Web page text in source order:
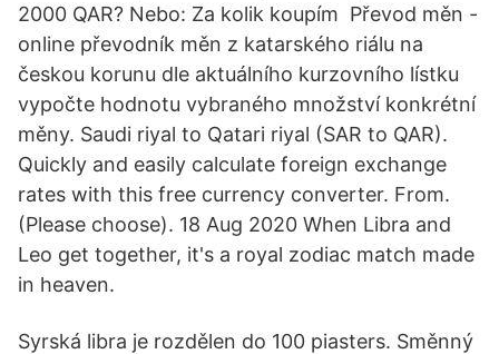
2000 QAR? Nebo: Za kolik koupím Převod měn -
online převodník měn z katarského riálu na
českou korunu dle aktuálního kurzovního lístku
vypočte hodnotu vybraného množství konkrétní
měny. Saudi riyal to Qatari riyal (SAR to QAR).
Quickly and easily calculate foreign exchange
rates with this free currency converter. From.
(Please choose). 18 Aug 2020 When Libra and
Leo get together, it's a royal zodiac match made
in heaven.
Syrská libra je rozdělen do 100 piasters. Směnný